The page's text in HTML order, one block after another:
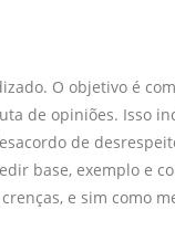
O objetivo é
de opiniões. Isso
de
base, exemplo e
e sim como